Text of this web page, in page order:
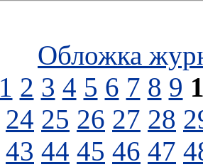
Обложка
1 2 3 4 5 6 7 8 9
24 25 26 27 28
43 44 45 46 47